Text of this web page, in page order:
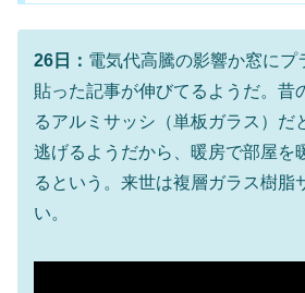
26日： 電気代高騰の影響か窓にプ
貼った記事が伸びてるようだ。昔
るアルミサッシ（単板ガラス）だ
逃げるようだから、暖房で部屋を
るという。来世は複層ガラス樹脂
い。